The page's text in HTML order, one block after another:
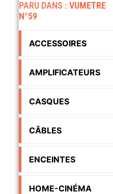
PARU DANS : VUMETRE
N°59
ACCESSOIRES
AMPLIFICATEURS
CASQUES
CÂBLES
ENCEINTES
HOME-CINÉMA